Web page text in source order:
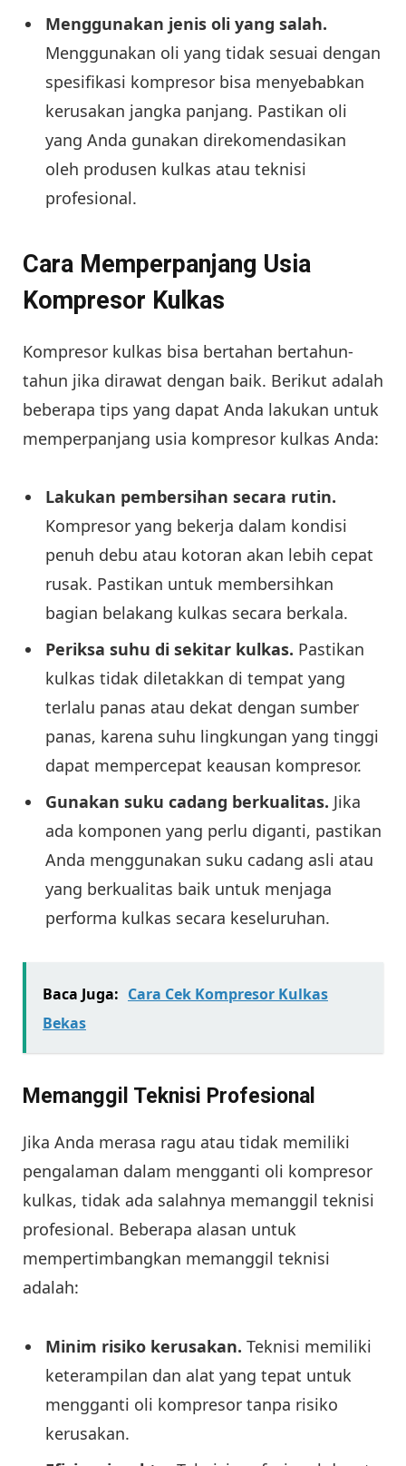
Menggunakan jenis oli yang salah.
Menggunakan oli yang tidak sesuai dengan
spesifikasi kompresor bisa menyebabkan
kerusakan jangka panjang. Pastikan oli
yang Anda gunakan direkomendasikan
oleh produsen kulkas atau teknisi
profesional.
Cara Memperpanjang Usia
Kompresor Kulkas
Kompresor kulkas bisa bertahan bertahun-
tahun jika dirawat dengan baik. Berikut adalah
beberapa tips yang dapat Anda lakukan untuk
memperpanjang usia kompresor kulkas Anda:
Lakukan pembersihan secara rutin.
Kompresor yang bekerja dalam kondisi
penuh debu atau kotoran akan lebih cepat
rusak. Pastikan untuk membersihkan
bagian belakang kulkas secara berkala.
Periksa suhu di sekitar kulkas. Pastikan
kulkas tidak diletakkan di tempat yang
terlalu panas atau dekat dengan sumber
panas, karena suhu lingkungan yang tinggi
dapat mempercepat keausan kompresor.
Gunakan suku cadang berkualitas. Jika
ada komponen yang perlu diganti, pastikan
Anda menggunakan suku cadang asli atau
yang berkualitas baik untuk menjaga
performa kulkas secara keseluruhan.
Baca Juga: Cara Cek Kompresor Kulkas
Bekas
Memanggil Teknisi Profesional
Jika Anda merasa ragu atau tidak memiliki
pengalaman dalam mengganti oli kompresor
kulkas, tidak ada salahnya memanggil teknisi
profesional. Beberapa alasan untuk
mempertimbangkan memanggil teknisi
adalah:
Minim risiko kerusakan. Teknisi memiliki
keterampilan dan alat yang tepat untuk
mengganti oli kompresor tanpa risiko
kerusakan.